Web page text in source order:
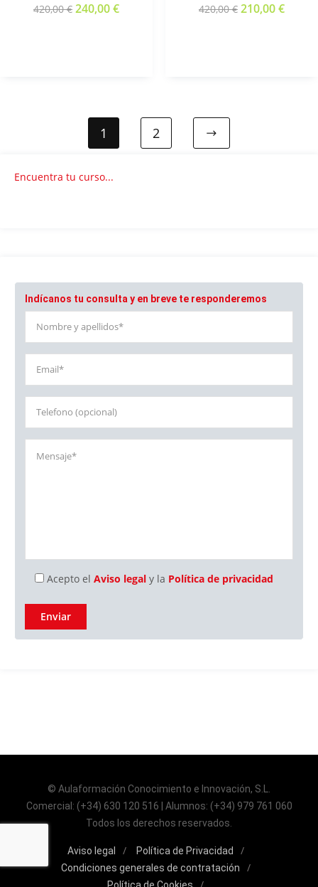
420,00€ 240,00€ 420,00€ 210,00€
1 2
Encuentra tu curso...
Indícanos tu consulta y en breve te responderemos
Acepto el Aviso legal y la Política de privacidad
© Aulaformación Conocimiento e Innovación, S.L.
Comercial: (+34) 630 120 516 | Alumnos: (+34) 979 761 060
Todos los derechos reservados.
Aviso legal
Política de Privacidad
Condiciones generales de contratación
Política de Cookies